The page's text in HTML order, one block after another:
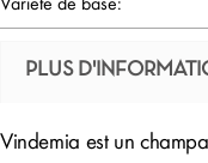
Variété de base:
PLUS
Vindemia est un